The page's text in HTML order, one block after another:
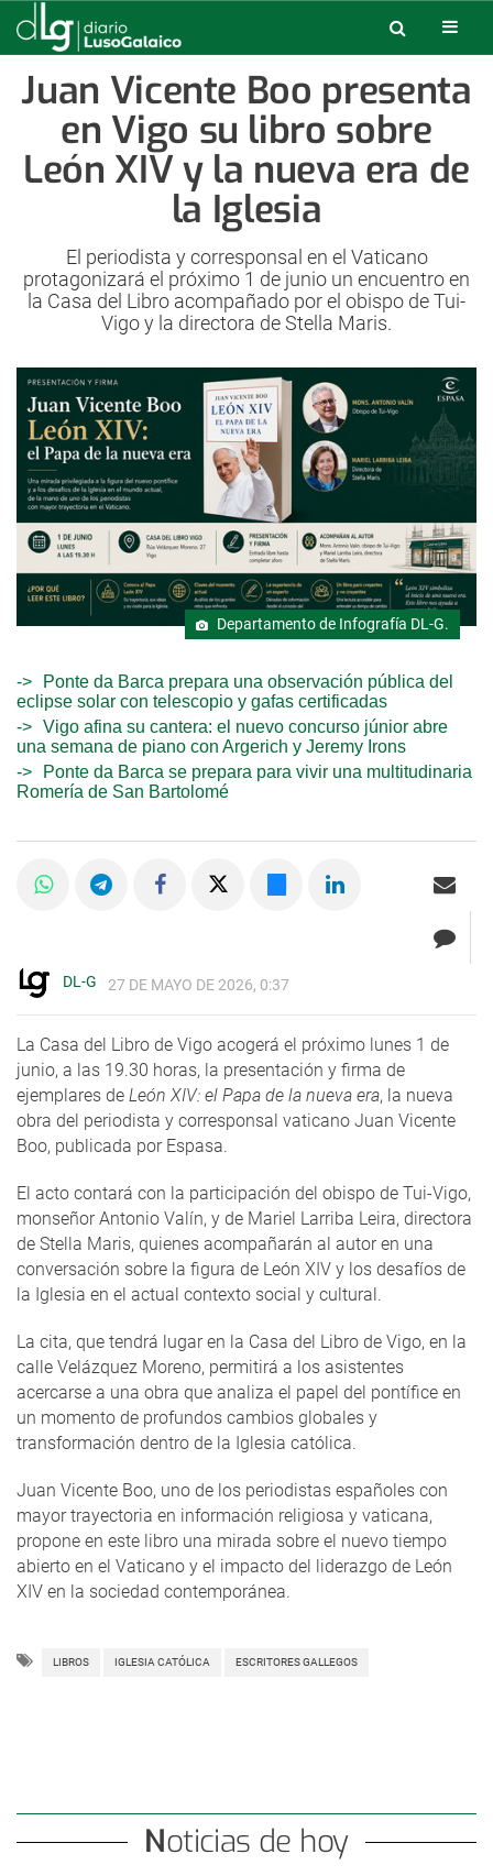
Juan Vicente Boo presenta
en Vigo su libro sobre
León XIV y la nueva era de
la Iglesia
El periodista y corresponsal en el Vaticano
protagonizará el próximo 1 de junio un encuentro en
la Casa del Libro acompañado por el obispo de Tui-
Vigo y la directora de Stella Maris.
Departamento de Infografía DL-G.
Ponte da Barca prepara una observación pública del
eclipse solar con telescopio y gafas certificadas
Vigo afina su cantera: el nuevo concurso júnior abre
una semana de piano con Argerich y Jeremy Irons
Ponte da Barca se prepara para vivir una multitudinaria
Romería de San Bartolomé
DL-G 27 DE MAYO DE 2026, 0:37
La Casa del Libro de Vigo acogerá el próximo lunes 1 de
junio, a las 19.30 horas, la presentación y firma de
ejemplares de León XIV: el Papa de la nueva era, la nueva
obra del periodista y corresponsal vaticano Juan Vicente
Boo, publicada por Espasa.
El acto contará con la participación del obispo de Tui-Vigo,
monseñor Antonio Valín, y de Mariel Larriba Leira, directora
de Stella Maris, quienes acompañarán al autor en una
conversación sobre la figura de León XIV y los desafíos de
la Iglesia en el actual contexto social y cultural.
La cita, que tendrá lugar en la Casa del Libro de Vigo, en la
calle Velázquez Moreno, permitirá a los asistentes
acercarse a una obra que analiza el papel del pontífice en
un momento de profundos cambios globales y
transformación dentro de la Iglesia católica.
Juan Vicente Boo, uno de los periodistas españoles con
mayor trayectoria en información religiosa y vaticana,
propone en este libro una mirada sobre el nuevo tiempo
abierto en el Vaticano y el impacto del liderazgo de León
XIV en la sociedad contemporánea.
LIBROS IGLESIA CATÓLICA ESCRITORES GALLEGOS
Noticias de hoy